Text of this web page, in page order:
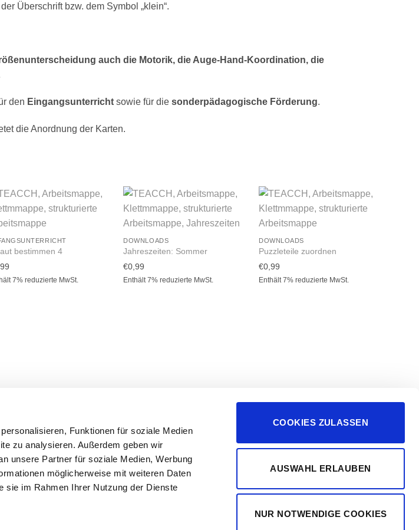
Funktionen für soziale Medien
zu analysieren. Außerdem geben wir
unsere Partner für soziale Medien, Werbung
möglicherweise mit weiteren Daten
sie im Rahmen Ihrer Nutzung der Dienste
COOKIES ZULASSEN
AUSWAHL ERLAUBEN
NUR NOTWENDIGE COOKIES
Überschrift bzw. dem Symbol „klein“.
auch die Motorik, die Auge-Hand-Koordination, die
den Eingangsunterricht sowie für die sonderpädagogische Förderung.
die Anordnung der Karten.
bestimmen 4
7% reduzierte MwSt.
DOWNLOADS
Jahreszeiten: Sommer
€0,99
Enthält 7% reduzierte MwSt.
DOWNLOADS
Puzzleteile zuordnen
€0,99
Enthält 7% reduzierte MwSt.
& Lieferung Zahlungsweisen
PayPal
Bank
Transfer
©CLOUDROCKER